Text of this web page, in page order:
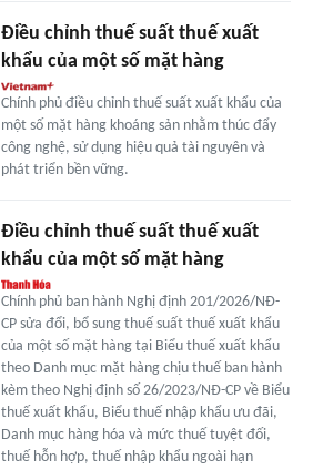
Điều chỉnh thuế suất thuế xuất
khẩu của một số mặt hàng
Chính phủ điều chỉnh thuế suất xuất khẩu của
một số mặt hàng khoáng sản nhằm thúc đẩy
công nghệ, sử dụng hiệu quả tài nguyên và
phát triển bền vững.
Điều chỉnh thuế suất thuế xuất
khẩu của một số mặt hàng
Chính phủ ban hành Nghị định 201/2026/NĐ-
CР sửa đổi, bổ sung thuế suất thuế xuất khẩu
của một số mặt hàng tại Biểu thuế xuất khẩu
theo Danh mục mặt hàng chịu thuế ban hành
kèm theo Nghị định số 26/2023/NĐ-CP về Biểu
thuế xuất khẩu, Biểu thuế nhập khẩu ưu đãi,
Danh mục hàng hóa và mức thuế tuyệt đối,
thuế hỗn hợp, thuế nhập khẩu ngoài hạn